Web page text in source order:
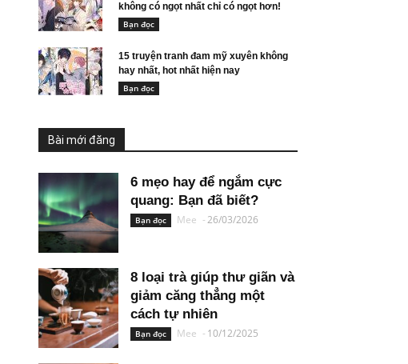
không có ngọt nhất chỉ có ngọt hơn!
Bạn đọc
15 truyện tranh đam mỹ xuyên không
hay nhất, hot nhất hiện nay
Bạn đọc
Bài mới đăng
6 mẹo hay để ngắm cực
quang: Bạn đã biết?
Bạn đọc Mee -26/03/2026
8 loại trà giúp thư giãn và
giảm căng thẳng một
cách tự nhiên
Bạn đọc Mee - 10/12/2025